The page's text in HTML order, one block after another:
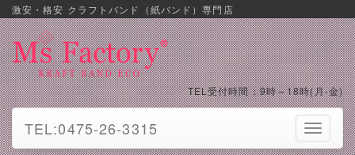
激安・格安 クラフトバンド（紙バンド）専門店
TEL受付時間：9時～18時(月-金)
Toggle
TEL:0475-26-3315